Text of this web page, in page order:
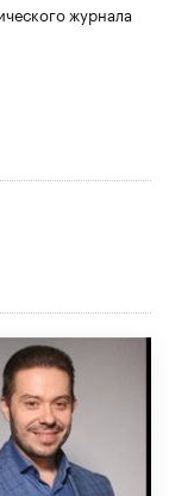
журнала